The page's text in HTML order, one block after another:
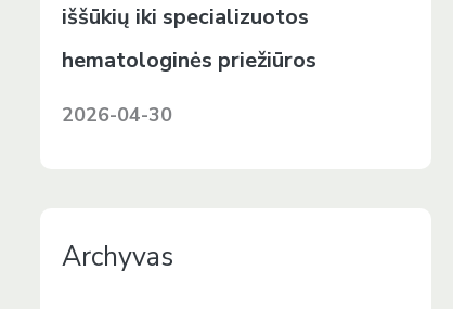
iššūkių iki specializuotos
hematologinės priežiūros
2026-04-30
Archyvas